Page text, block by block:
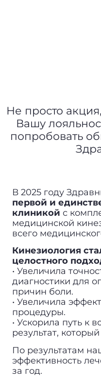
Не просто
Вашу
попробовать
В 2025 году
первой и
клиникой с
медицинской
всего
Кинезиология
целостного
• Увеличила
диагностики для
причин боли.
• Увеличила
процедуры.
• Ускорила путь к
результат,
По результатам
эффективность
за год.